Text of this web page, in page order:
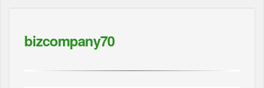
bizcompany70